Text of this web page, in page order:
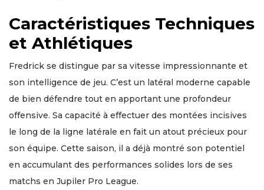
Caractéristiques Techniques
et Athlétiques
Fredrick se distingue par sa vitesse impressionnante et
son intelligence de jeu. C’est un latéral moderne capable
de bien défendre tout en apportant une profondeur
offensive. Sa capacité à effectuer des montées incisives
le long de la ligne latérale en fait un atout précieux pour
son équipe. Cette saison, il a déjà montré son potentiel
en accumulant des performances solides lors de ses
matchs en Jupiler Pro League.